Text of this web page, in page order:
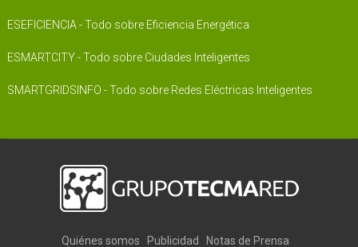
ESEFICIENCIA - Todo sobre Eficiencia Energética
ESMARTCITY - Todo sobre Ciudades Inteligentes
SMARTGRIDSINFO - Todo sobre Redes Eléctricas Inteligentes
Quiénes somos Publicidad Notas de Prensa